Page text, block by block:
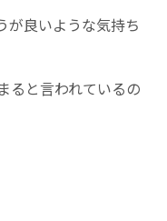
が良いような気持ち
ると言われているの